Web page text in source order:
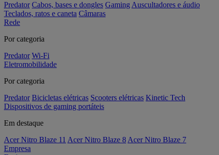
Predator Cabos, bases e dongles Gaming Auscultadores e áudio
Teclados, ratos e caneta Câmaras
Rede
Por categoria
Predator Wi-Fi
Eletromobilidade
Por categoria
Predator Bicicletas elétricas Scooters elétricas Kinetic Tech
Dispositivos de gaming portáteis
Em destaque
Acer Nitro Blaze 11 Acer Nitro Blaze 8 Acer Nitro Blaze 7
Empresa